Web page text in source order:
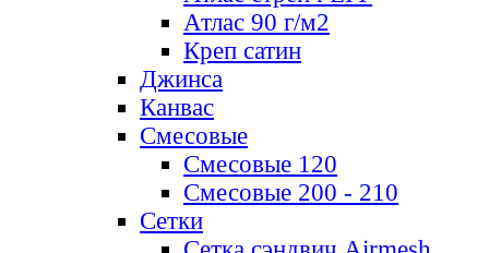
Атлас 90 г/м2
Креп сатин
Джинса
Канвас
Смесовые
Смесовые 120
Смесовые 200 - 210
Сетки